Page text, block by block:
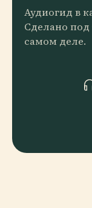
Аудиогид в
Сделано под
самом деле.